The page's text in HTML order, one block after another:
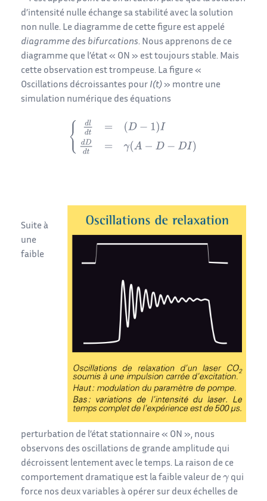
d’intensité nulle échange sa stabilité avec la solution
non nulle. Le diagramme de cette figure est appelé
diagramme des bifurcations. Nous apprenons de ce
diagramme que l’état « ON » est toujours stable. Mais
cette observation est trompeuse. La figure «
Oscillations décroissantes pour I(t) » montre une
simulation numérique des équations
Suite à
une
faible
perturbation de l’état stationnaire « ON », nous
observons des oscillations de grande amplitude qui
décroissent lentement avec le temps. La raison de ce
comportement dramatique est la faible valeur de
qui
force nos deux variables à opérer sur deux échelles de